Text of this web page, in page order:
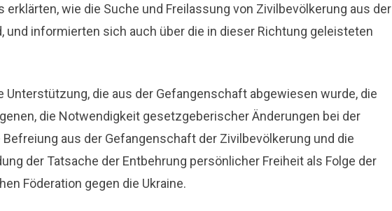
wie die Suche und Freilassung von Zivilbevölkerung aus der
informierten sich auch über die in dieser Richtung geleisteten
Unterstützung, die aus der Gefangenschaft abgewiesen wurde, die
die Notwendigkeit gesetzgeberischer Änderungen bei der
aus der Gefangenschaft der Zivilbevölkerung und die
der Tatsache der Entbehrung persönlicher Freiheit als Folge der
Föderation gegen die Ukraine.